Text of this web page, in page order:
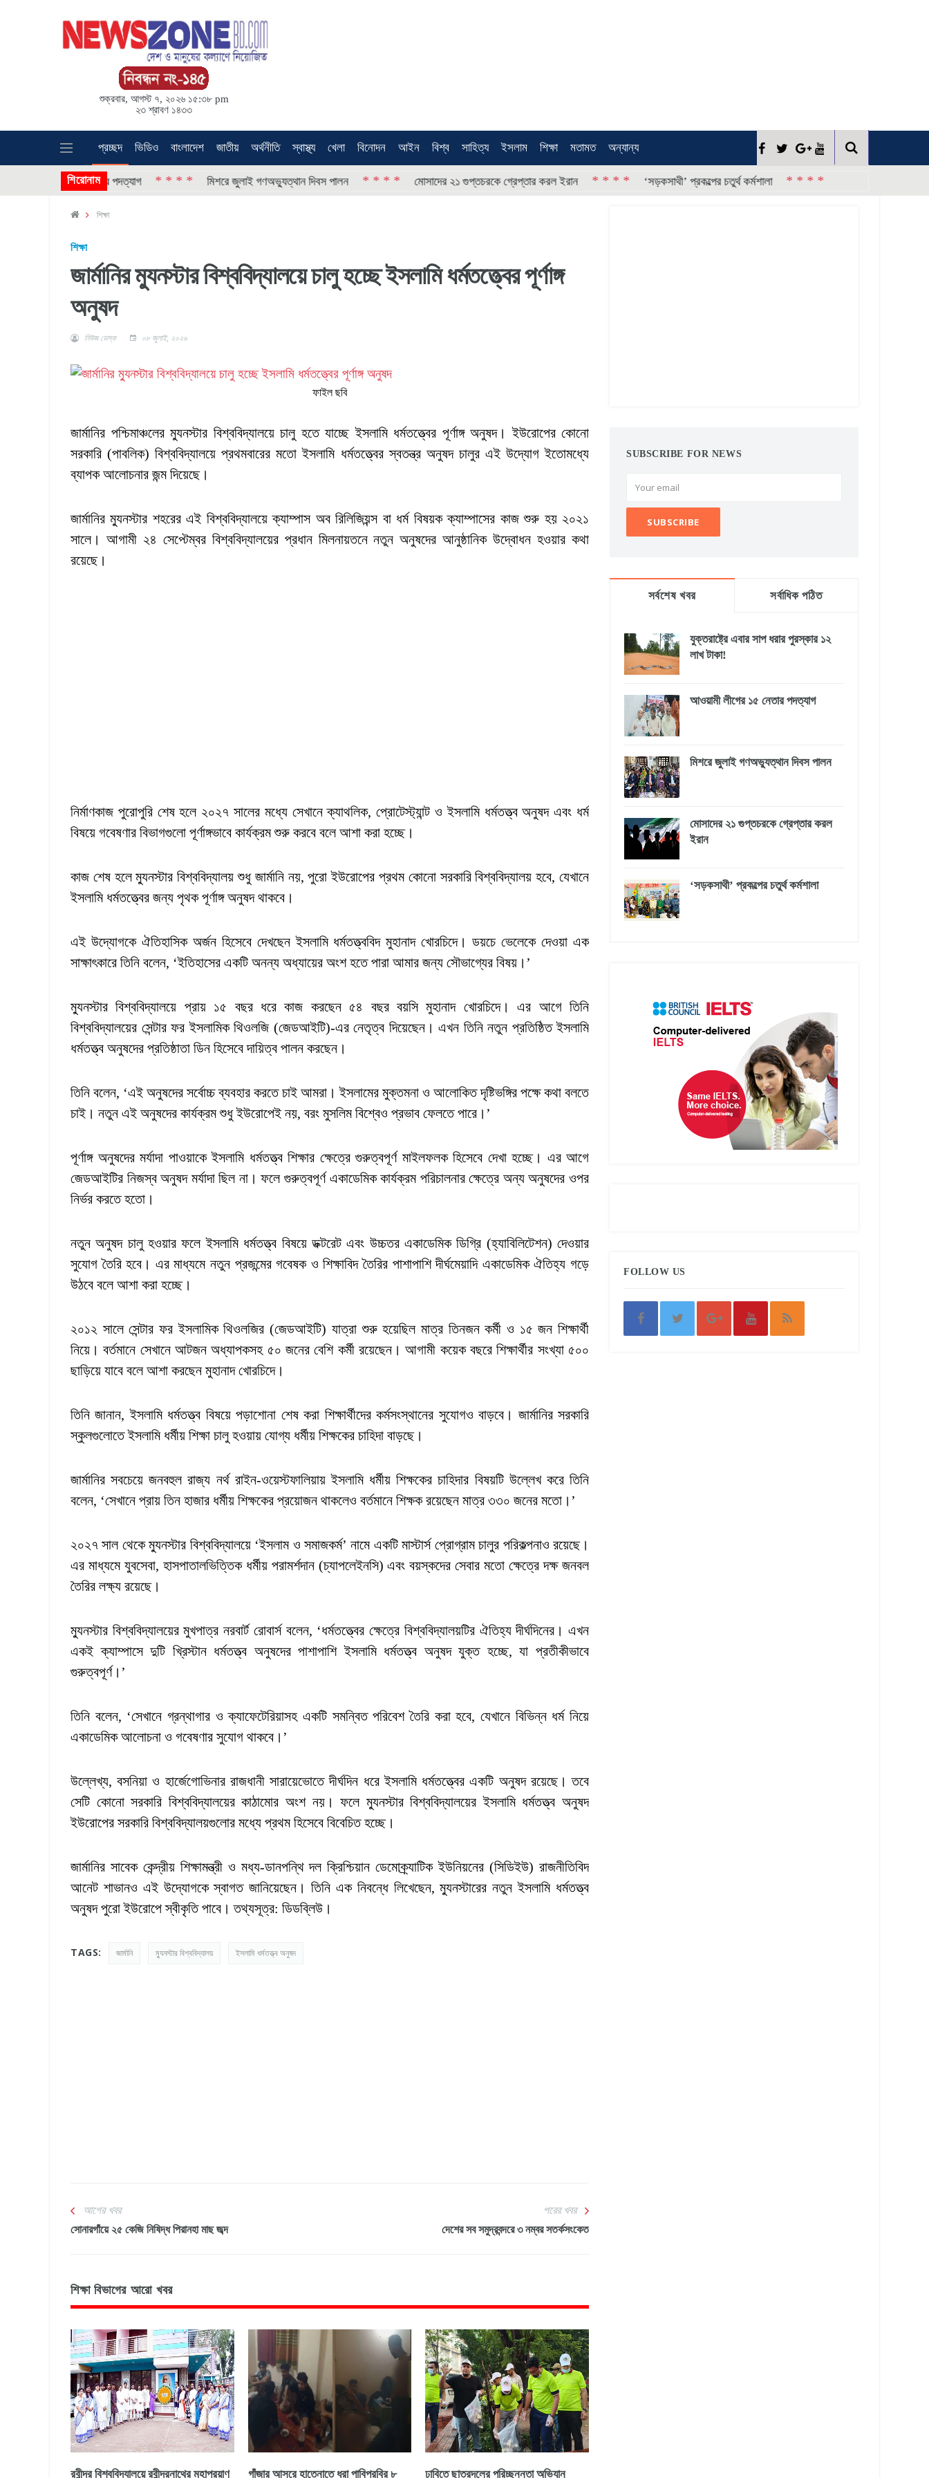
শুক্রবার, আগস্ট ৭, ২০২৬ ১৫:৩৮ pm
২৩ শ্রাবণ ১৪৩৩
প্রচ্ছদ ভিডিও বাংলাদেশ জাতীয় অর্থনীতি স্বাস্থ্য খেলা বিনোদন আইন বিশ্ব সাহিত্য ইসলাম শিক্ষা মতামত অন্যান্য
শিরোনাম
লীগের ১৫ নেতার পদত্যাগ * * * * মিশরে জুলাই গণঅভ্যুত্থান দিবস পালন * * * * মোসাদের ২১ গুপ্তচরকে গ্রেপ্তার করল ইরান * * * * ‘সড়কসাথী’ প্রকল্পের চতুর্থ কর্মশালা * * * *
শিক্ষা
শিক্ষা
জার্মানির ম্যুনস্টার বিশ্ববিদ্যালয়ে চালু হচ্ছে ইসলামি ধর্মতত্ত্বের পূর্ণাঙ্গ
অনুষদ
নিউজ ডেস্ক ০৮ জুলাই, ২০২৬
ফাইল ছবি
জার্মানির পশ্চিমাঞ্চলের ম্যুনস্টার বিশ্ববিদ্যালয়ে চালু হতে যাচ্ছে ইসলামি ধর্মতত্ত্বের পূর্ণাঙ্গ অনুষদ। ইউরোপের কোনো
সরকারি (পাবলিক) বিশ্ববিদ্যালয়ে প্রথমবারের মতো ইসলামি ধর্মতত্ত্বের স্বতন্ত্র অনুষদ চালুর এই উদ্যোগ ইতোমধ্যে
ব্যাপক আলোচনার জন্ম দিয়েছে।
জার্মানির ম্যুনস্টার শহরের এই বিশ্ববিদ্যালয়ে ক্যাম্পাস অব রিলিজিয়ন্স বা ধর্ম বিষয়ক ক্যাম্পাসের কাজ শুরু হয় ২০২১
সালে। আগামী ২৪ সেপ্টেম্বর বিশ্ববিদ্যালয়ের প্রধান মিলনায়তনে নতুন অনুষদের আনুষ্ঠানিক উদ্বোধন হওয়ার কথা
রয়েছে।
নির্মাণকাজ পুরোপুরি শেষ হলে ২০২৭ সালের মধ্যে সেখানে ক্যাথলিক, প্রোটেস্ট্যান্ট ও ইসলামি ধর্মতত্ত্ব অনুষদ এবং ধর্ম
বিষয়ে গবেষণার বিভাগগুলো পূর্ণাঙ্গভাবে কার্যক্রম শুরু করবে বলে আশা করা হচ্ছে।
কাজ শেষ হলে ম্যুনস্টার বিশ্ববিদ্যালয় শুধু জার্মানি নয়, পুরো ইউরোপের প্রথম কোনো সরকারি বিশ্ববিদ্যালয় হবে, যেখানে
ইসলামি ধর্মতত্ত্বের জন্য পৃথক পূর্ণাঙ্গ অনুষদ থাকবে।
এই উদ্যোগকে ঐতিহাসিক অর্জন হিসেবে দেখছেন ইসলামি ধর্মতত্ত্ববিদ মুহানাদ খোরচিদে। ডয়চে ভেলেকে দেওয়া এক
সাক্ষাৎকারে তিনি বলেন, ‘ইতিহাসের একটি অনন্য অধ্যায়ের অংশ হতে পারা আমার জন্য সৌভাগ্যের বিষয়।’
ম্যুনস্টার বিশ্ববিদ্যালয়ে প্রায় ১৫ বছর ধরে কাজ করছেন ৫৪ বছর বয়সি মুহানাদ খোরচিদে। এর আগে তিনি
বিশ্ববিদ্যালয়ের সেন্টার ফর ইসলামিক থিওলজি (জেডআইটি)-এর নেতৃত্ব দিয়েছেন। এখন তিনি নতুন প্রতিষ্ঠিত ইসলামি
ধর্মতত্ত্ব অনুষদের প্রতিষ্ঠাতা ডিন হিসেবে দায়িত্ব পালন করছেন।
তিনি বলেন, ‘এই অনুষদের সর্বোচ্চ ব্যবহার করতে চাই আমরা। ইসলামের মুক্তমনা ও আলোকিত দৃষ্টিভঙ্গির পক্ষে কথা বলতে
চাই। নতুন এই অনুষদের কার্যক্রম শুধু ইউরোপেই নয়, বরং মুসলিম বিশ্বেও প্রভাব ফেলতে পারে।’
পূর্ণাঙ্গ অনুষদের মর্যাদা পাওয়াকে ইসলামি ধর্মতত্ত্ব শিক্ষার ক্ষেত্রে গুরুত্বপূর্ণ মাইলফলক হিসেবে দেখা হচ্ছে। এর আগে
জেডআইটির নিজস্ব অনুষদ মর্যাদা ছিল না। ফলে গুরুত্বপূর্ণ একাডেমিক কার্যক্রম পরিচালনার ক্ষেত্রে অন্য অনুষদের ওপর
নির্ভর করতে হতো।
নতুন অনুষদ চালু হওয়ার ফলে ইসলামি ধর্মতত্ত্ব বিষয়ে ডক্টরেট এবং উচ্চতর একাডেমিক ডিগ্রি (হ্যাবিলিটেশন) দেওয়ার
সুযোগ তৈরি হবে। এর মাধ্যমে নতুন প্রজন্মের গবেষক ও শিক্ষাবিদ তৈরির পাশাপাশি দীর্ঘমেয়াদি একাডেমিক ঐতিহ্য গড়ে
উঠবে বলে আশা করা হচ্ছে।
২০১২ সালে সেন্টার ফর ইসলামিক থিওলজির (জেডআইটি) যাত্রা শুরু হয়েছিল মাত্র তিনজন কর্মী ও ১৫ জন শিক্ষার্থী
নিয়ে। বর্তমানে সেখানে আটজন অধ্যাপকসহ ৫০ জনের বেশি কর্মী রয়েছেন। আগামী কয়েক বছরে শিক্ষার্থীর সংখ্যা ৫০০
ছাড়িয়ে যাবে বলে আশা করছেন মুহানাদ খোরচিদে।
তিনি জানান, ইসলামি ধর্মতত্ত্ব বিষয়ে পড়াশোনা শেষ করা শিক্ষার্থীদের কর্মসংস্থানের সুযোগও বাড়বে। জার্মানির সরকারি
স্কুলগুলোতে ইসলামি ধর্মীয় শিক্ষা চালু হওয়ায় যোগ্য ধর্মীয় শিক্ষকের চাহিদা বাড়ছে।
জার্মানির সবচেয়ে জনবহুল রাজ্য নর্থ রাইন-ওয়েস্টফালিয়ায় ইসলামি ধর্মীয় শিক্ষকের চাহিদার বিষয়টি উল্লেখ করে তিনি
বলেন, ‘সেখানে প্রায় তিন হাজার ধর্মীয় শিক্ষকের প্রয়োজন থাকলেও বর্তমানে শিক্ষক রয়েছেন মাত্র ৩৩০ জনের মতো।’
২০২৭ সাল থেকে ম্যুনস্টার বিশ্ববিদ্যালয়ে ‘ইসলাম ও সমাজকর্ম’ নামে একটি মাস্টার্স প্রোগ্রাম চালুর পরিকল্পনাও রয়েছে।
এর মাধ্যমে যুবসেবা, হাসপাতালভিত্তিক ধর্মীয় পরামর্শদান (চ্যাপলেইনসি) এবং বয়স্কদের সেবার মতো ক্ষেত্রে দক্ষ জনবল
তৈরির লক্ষ্য রয়েছে।
ম্যুনস্টার বিশ্ববিদ্যালয়ের মুখপাত্র নরবার্ট রোবার্স বলেন, ‘ধর্মতত্ত্বের ক্ষেত্রে বিশ্ববিদ্যালয়টির ঐতিহ্য দীর্ঘদিনের। এখন
একই ক্যাম্পাসে দুটি খ্রিস্টান ধর্মতত্ত্ব অনুষদের পাশাপাশি ইসলামি ধর্মতত্ত্ব অনুষদ যুক্ত হচ্ছে, যা প্রতীকীভাবে
গুরুত্বপূর্ণ।’
তিনি বলেন, ‘সেখানে গ্রন্থাগার ও ক্যাফেটেরিয়াসহ একটি সমন্বিত পরিবেশ তৈরি করা হবে, যেখানে বিভিন্ন ধর্ম নিয়ে
একাডেমিক আলোচনা ও গবেষণার সুযোগ থাকবে।’
উল্লেখ্য, বসনিয়া ও হার্জেগোভিনার রাজধানী সারায়েভোতে দীর্ঘদিন ধরে ইসলামি ধর্মতত্ত্বের একটি অনুষদ রয়েছে। তবে
সেটি কোনো সরকারি বিশ্ববিদ্যালয়ের কাঠামোর অংশ নয়। ফলে ম্যুনস্টার বিশ্ববিদ্যালয়ের ইসলামি ধর্মতত্ত্ব অনুষদ
ইউরোপের সরকারি বিশ্ববিদ্যালয়গুলোর মধ্যে প্রথম হিসেবে বিবেচিত হচ্ছে।
জার্মানির সাবেক কেন্দ্রীয় শিক্ষামন্ত্রী ও মধ্য-ডানপন্থি দল ক্রিশ্চিয়ান ডেমোক্র্যাটিক ইউনিয়নের (সিডিইউ) রাজনীতিবিদ
আনেট শাভানও এই উদ্যোগকে স্বাগত জানিয়েছেন। তিনি এক নিবন্ধে লিখেছেন, ম্যুনস্টারের নতুন ইসলামি ধর্মতত্ত্ব
অনুষদ পুরো ইউরোপে স্বীকৃতি পাবে। তথ্যসূত্র: ডিডব্লিউ।
TAGS: জার্মানি ম্যুনস্টার বিশ্ববিদ্যালয় ইসলামি ধর্মতত্ত্ব অনুষদ
আগের খবর
সোনারগাঁয়ে ২৫ কেজি নিষিদ্ধ পিরানহা মাছ জব্দ
পরের খবর
দেশের সব সমুদ্রবন্দরে ৩ নম্বর সতর্কসংকেত
শিক্ষা বিভাগের আরো খবর
রবীন্দ্র বিশ্ববিদ্যালয়ে রবীন্দ্রনাথের মহাপ্রয়াণ গাঁজার আসরে হাতেনাতে ধরা পাবিপ্রবির ৮ ঢাবিতে ছাত্রদলের পরিচ্ছন্নতা অভিযান
SUBSCRIBE FOR NEWS
সর্বশেষ খবর সর্বাধিক পঠিত
যুক্তরাষ্ট্রে এবার সাপ ধরার পুরস্কার ১২
লাখ টাকা!
আওয়ামী লীগের ১৫ নেতার পদত্যাগ
মিশরে জুলাই গণঅভ্যুত্থান দিবস পালন
মোসাদের ২১ গুপ্তচরকে গ্রেপ্তার করল
ইরান
‘সড়কসাথী’ প্রকল্পের চতুর্থ কর্মশালা
FOLLOW US